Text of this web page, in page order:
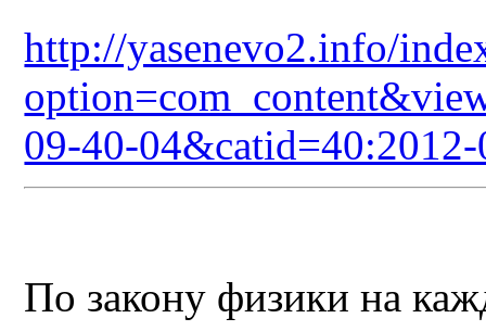
http://yasenevo2.info/
09-40-
По закону физики на